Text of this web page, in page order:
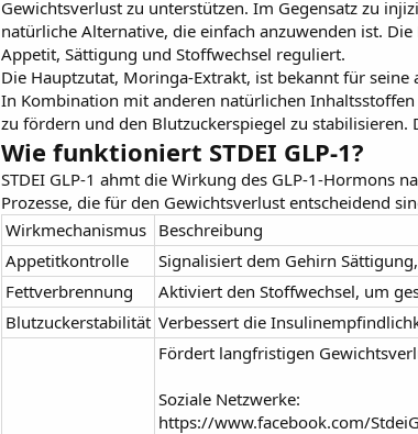
а
Gewichtsverlust zu unterstützen. Im Gegensatz zu
natürliche Alternative, die einfach anzuwenden ist.
Appetit, Sättigung und Stoffwechsel reguliert.
Die Hauptzutat, Moringa-Extrakt, ist bekannt für
In Kombination mit anderen natürlichen
zu fördern und den Blutzuckerspiegel zu stabilisieren.
Wie funktioniert STDEI GLP-1?
STDEI GLP-1 ahmt die Wirkung des GLP-1-Hormons
Prozesse, die für den Gewichtsverlust entscheidend
Wirkmechanismus Beschreibung
Appetitkontrolle
Signalisiert dem Gehirn
Fettverbrennung
Aktiviert den Stoffwechsel, um
Blutzuckerstabilität Verbessert die
Fördert langfristigen
Soziale Netzwerke:
https://www.facebook.com/